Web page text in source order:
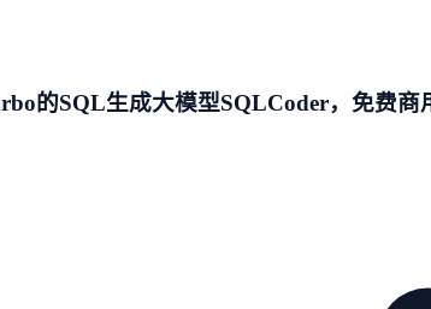
的SQL生成大模型SQLCoder，免费商